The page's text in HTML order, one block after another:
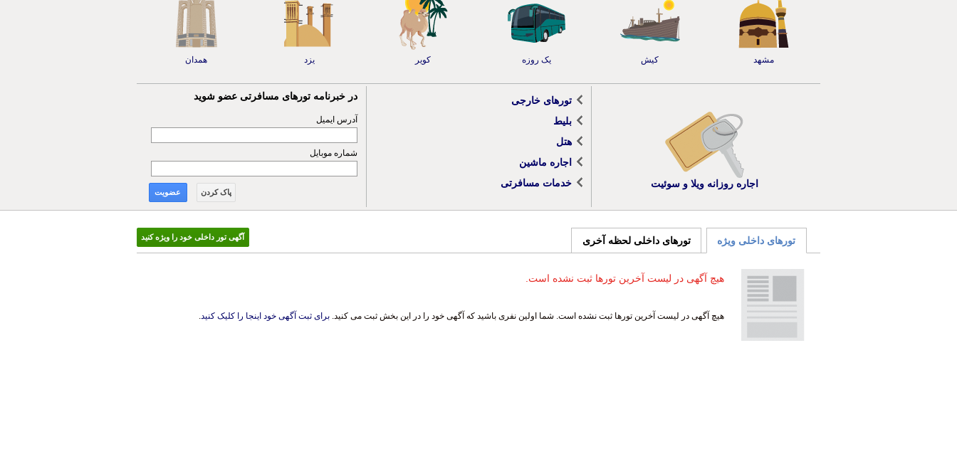
مشهد کیش یک روزه کویر یزد همدان
اجاره روزانه ویلا و سوئیت
تورهای خارجی
بلیط
هتل
اجاره ماشین
خدمات مسافرتی
در خبرنامه تورهای مسافرتی عضو شوید
آدرس ایمیل
شماره موبایل
عضویت پاک کردن
تورهای داخلی ویژه تورهای داخلی لحظه آخری آگهی تور داخلی خود را ویژه کنید
هیچ آگهی در لیست آخرین تورها ثبت نشده است.
هیچ آگهی در لیست آخرین تورها ثبت نشده است. شما اولین نفری باشید که آگهی خود را در این بخش ثبت می کنید. برای ثبت آگهی خود اینجا را کلیک کنید.